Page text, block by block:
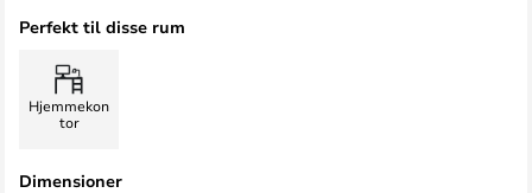
Perfekt til disse rum
Hjemmekon
tor
Dimensioner